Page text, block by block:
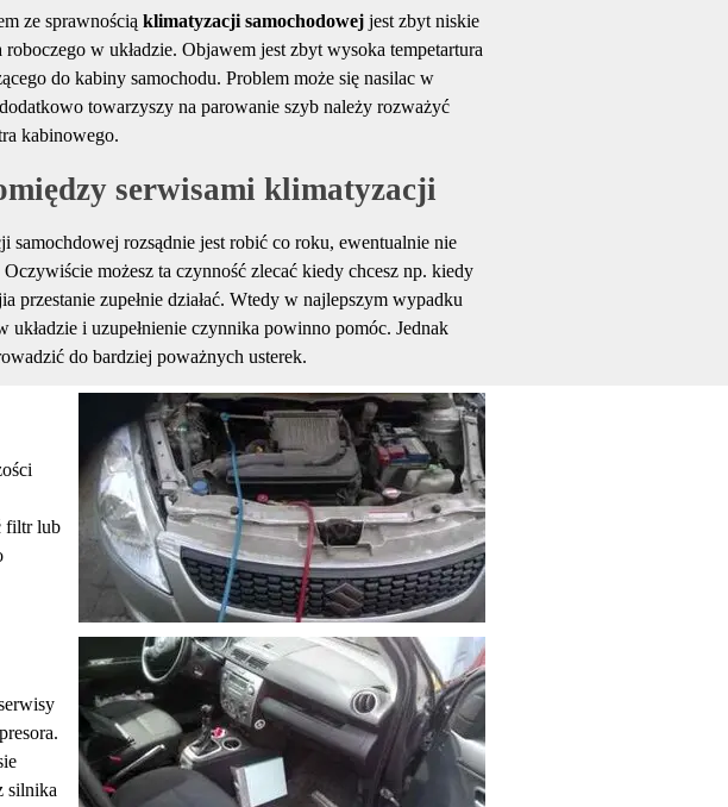
ze sprawnością klimatyzacji samochodowej jest zbyt niskie
w układzie. Objawem jest zbyt wysoka tempetartura
do kabiny samochodu. Problem może się nasilac w
towarzyszy na parowanie szyb należy rozważyć
kabinowego.
serwisami klimatyzacji
samochdowej rozsądnie jest robić co roku, ewentualnie nie
możesz ta czynność zlecać kiedy chcesz np. kiedy
przestanie zupełnie działać. Wtedy w najlepszym wypadku
układzie i uzupełnienie czynnika powinno pomóc. Jednak
do bardziej poważnych usterek.
filtr lub
silnika